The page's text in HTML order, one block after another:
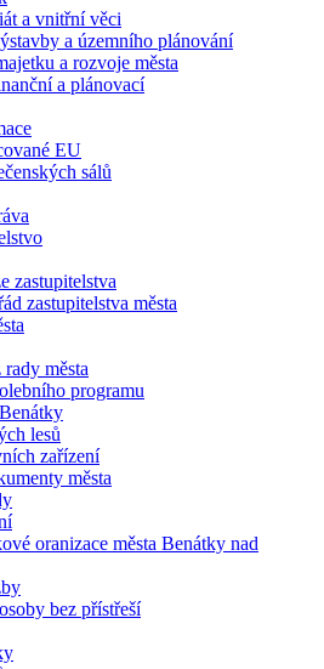
a vnitřní věci
a územního plánování
a rozvoje města
a plánovací
EU
sálů
zastupitelstva
zastupitelstva města
města
programu
lesů
zařízení
města
oranizace města Benátky nad
bez přístřeší